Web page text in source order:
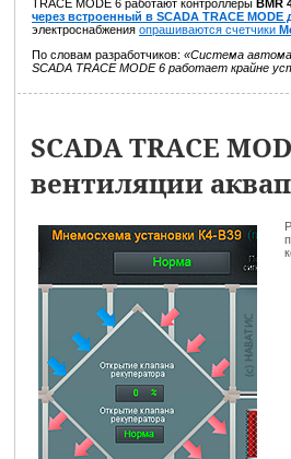
TRACE MODE 6 работают контроллеры BMR
через встроенный в SCADA TRACE MODE
электроснабжения опрашиваются счетчики
По словам разработчиков: «Система
SCADA TRACE MODE 6 работает крайне
SCADA TRACE
вентиляции